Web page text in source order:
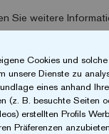
Sie weitere
Cookies und solche
unsere Dienste zu
eines anhand
(z. B. besuchte Seiten
erstellten Profils
Präferenzen